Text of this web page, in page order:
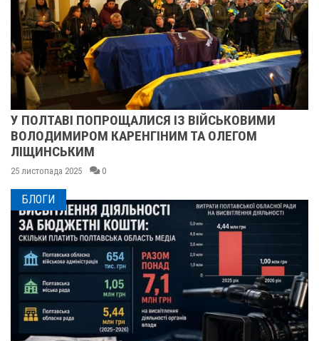
У ПОЛТАВІ ПОПРОЩАЛИСЯ ІЗ ВІЙСЬКОВИМИ
ВОЛОДИМИРОМ КАРЕНГІНИМ ТА ОЛЕГОМ
ЛІЩИНСЬКИМ
25 листопада 2025 0
БЛОГИ